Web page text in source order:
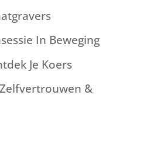
In Beweging
Je Koers
&